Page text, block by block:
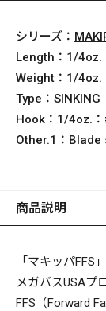
シリーズ：
Length： 1/4oz.
Weight： 1/4oz.
Type： SINKING
Hook： 1/4oz.
Other.1： Blade
商品説明
「マキッパFFS
メガバスUSAプ
FFS（Forward